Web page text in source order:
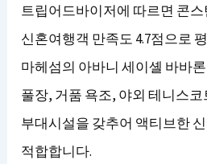
트립어드바이저에 따르면 콘
신혼여행객 만족도 4.7점으로
마헤섬의 아바니 세이셸 바바
풀장, 거품 욕조, 야외 테니스
부대시설을 갖추어 액티브한
적합합니다.